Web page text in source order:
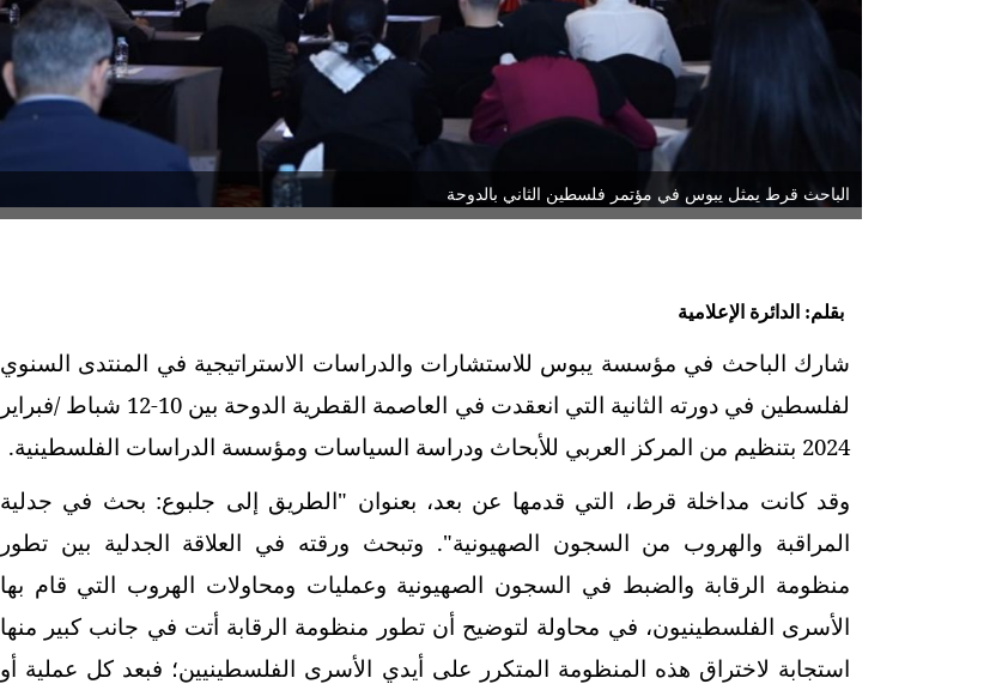
الباحث قرط يمثل يبوس في مؤتمر فلسطين الثاني بالدوحة
بقلم: الدائرة الإعلامية
شارك الباحث في مؤسسة يبوس للاستشارات والدراسات الاستراتيجية في المنتدى السنوي
لفلسطين في دورته الثانية التي انعقدت في العاصمة القطرية الدوحة بين 10-12 شباط /فبراير
2024 بتنظيم من المركز العربي للأبحاث ودراسة السياسات ومؤسسة الدراسات الفلسطينية.
وقد كانت مداخلة قرط، التي قدمها عن بعد، بعنوان "الطريق إلى جلبوع: بحث في جدلية
المراقبة والهروب من السجون الصهيونية". وتبحث ورقته في العلاقة الجدلية بين تطور
منظومة الرقابة والضبط في السجون الصهيونية وعمليات ومحاولات الهروب التي قام بها
الأسرى الفلسطينيون، في محاولة لتوضيح أن تطور منظومة الرقابة أتت في جانب كبير منها
استجابة لاختراق هذه المنظومة المتكرر على أيدي الأسرى الفلسطينيين؛ فبعد كل عملية أو